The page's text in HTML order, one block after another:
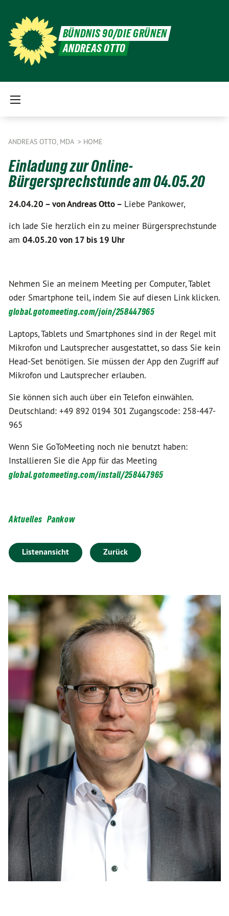
BÜNDNIS 90/DIE GRÜNEN
ANDREAS OTTO
ANDREAS OTTO, MDA HOME
Einladung zur Online-
Bürgersprechstunde am 04.05.20
24.04.20 –von Andreas Otto – Liebe Pankower,
ich lade Sie herzlich ein zu meiner Bürgersprechstunde
am 04.05.20 von 17 bis 19 Uhr
Nehmen Sie an meinem Meeting per Computer, Tablet
oder Smartphone teil, indem Sie auf diesen Link klicken.
global.gotomeeting.com/join/258447965
Laptops, Tablets und Smartphones sind in der Regel mit
Mikrofon und Lautsprecher ausgestattet, so dass Sie kein
Head-Set benötigen. Sie müssen der App den Zugriff auf
Mikrofon und Lautsprecher erlauben.
Sie können sich auch über ein Telefon einwählen.
Deutschland: +49 892 0194 301 Zugangscode: 258-447-
965
Wenn Sie GoToMeeting noch nie benutzt haben:
Installieren Sie die App für das Meeting
global.gotomeeting.com/install/258447965
Aktuelles Pankow
Listenansicht Zurück